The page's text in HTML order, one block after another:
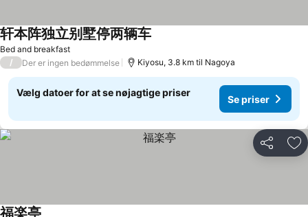
Bed and breakfast
轩本阵独立别墅停两辆车Se priser
/ Der er ingen bedømmelse Kiyosu, 3.8 km til Nagoya
Vælg datoer for at se nøjagtige priser
Se priser
Del
福楽亭